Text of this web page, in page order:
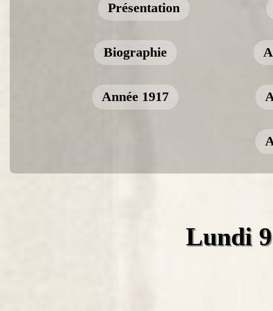
Présentation
Biographie
Année 1917
Lundi